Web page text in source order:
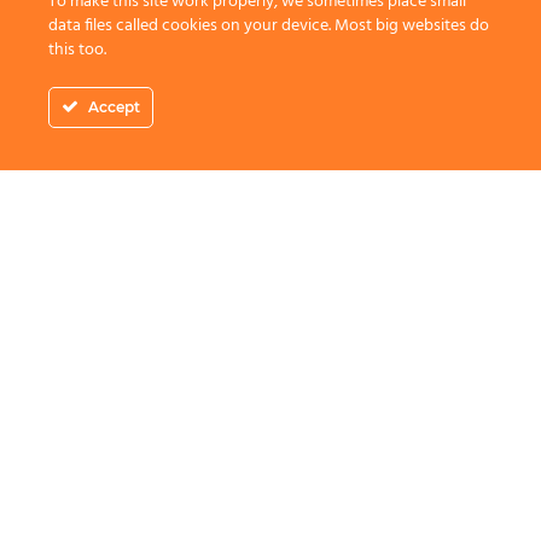
data files called cookies on your device. Most big websites do
this too.
Accept